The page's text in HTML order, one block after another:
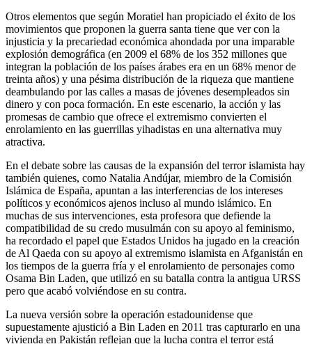
Otros elementos que según Moratiel han propiciado el éxito de los
movimientos que proponen la guerra santa tiene que ver con la
injusticia y la precariedad económica ahondada por una imparable
explosión demográfica (en 2009 el 68% de los 352 millones que
integran la población de los países árabes era en un 68% menor de
treinta años) y una pésima distribución de la riqueza que mantiene
deambulando por las calles a masas de jóvenes desempleados sin
dinero y con poca formación. En este escenario, la acción y las
promesas de cambio que ofrece el extremismo convierten el
enrolamiento en las guerrillas yihadistas en una alternativa muy
atractiva.
En el debate sobre las causas de la expansión del terror islamista hay
también quienes, como Natalia Andújar, miembro de la Comisión
Islámica de España, apuntan a las interferencias de los intereses
políticos y económicos ajenos incluso al mundo islámico. En
muchas de sus intervenciones, esta profesora que defiende la
compatibilidad de su credo musulmán con su apoyo al feminismo,
ha recordado el papel que Estados Unidos ha jugado en la creación
de Al Qaeda con su apoyo al extremismo islamista en Afganistán en
los tiempos de la guerra fría y el enrolamiento de personajes como
Osama Bin Laden, que utilizó en su batalla contra la antigua URSS
pero que acabó volviéndose en su contra.
La nueva versión sobre la operación estadounidense que
supuestamente ajustició a Bin Laden en 2011 tras capturarlo en una
vivienda en Pakistán reflejan que la lucha contra el terror está